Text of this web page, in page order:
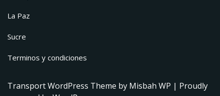
La Paz
Sucre
Terminos y condiciones
Transport WordPress Theme by Misbah WP | Proudly